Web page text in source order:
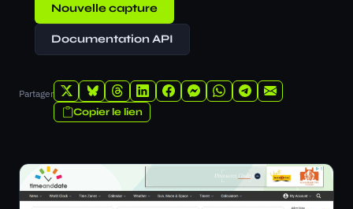
Nouvelle capture
Documentation API
Partager
Copier le lien